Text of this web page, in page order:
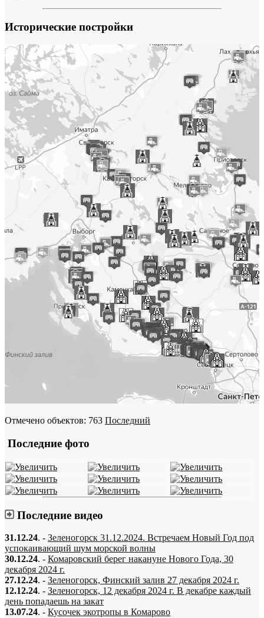
Исторические постройки
Отмечено объектов: 763 Последний
Последние фото
Последние видео
31.12.24. - Зеленогорск 31.12.2024. Встречаем Новый Год под
успокаивающий шум морской волны
30.12.24. - Комаровский берег накануне Нового Года, 30
декабря 2024 г.
27.12.24. - Зеленогорск, Финский залив 27 декабря 2024 г.
12.12.24. - Зеленогорск, 12 декабря 2024 г. В декабре каждый
день попадаешь на закат
13.07.24. - Кусочек экотропы в Комарово